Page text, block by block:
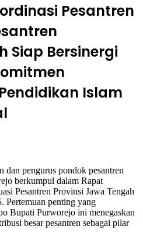
Pesantren
Siap Bersinergi
Islam
pengurus pondok pesantren
berkumpul dalam Rapat
Pesantren Provinsi Jawa Tengah
Pertemuan penting yang
Bupati Purworejo ini menegaskan
besar pesantren sebagai pilar